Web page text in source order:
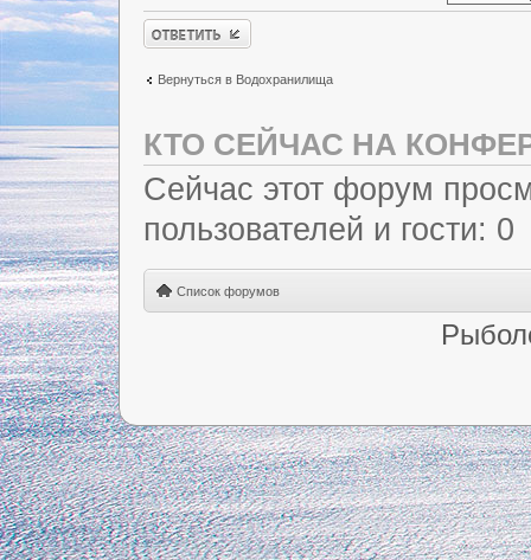
Ответить
Вернуться в Водохранилища
КТО СЕЙЧАС НА
Сейчас этот форум
пользователей и гости: 0
Список форумов